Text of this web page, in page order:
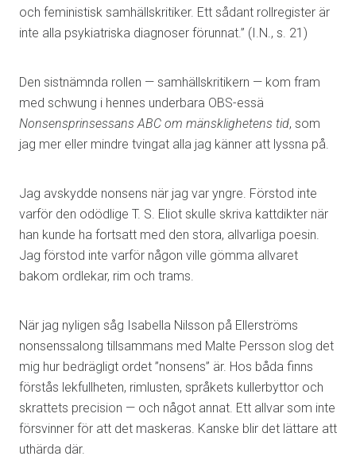
och feministisk samhällskritiker. Ett sådant rollregister är
inte alla psykiatriska diagnoser förunnat.” (I.N., s. 21)
Den sistnämnda rollen — samhällskritikern — kom fram
med schwung i hennes underbara OBS-essä
Nonsensprinsessans ABC om mänsklighetens tid, som
jag mer eller mindre tvingat alla jag känner att lyssna på.
Jag avskydde nonsens när jag var yngre. Förstod inte
varför den odödlige T. S. Eliot skulle skriva kattdikter när
han kunde ha fortsatt med den stora, allvarliga poesin.
Jag förstod inte varför någon ville gömma allvaret
bakom ordlekar, rim och trams.
När jag nyligen såg Isabella Nilsson på Ellerströms
nonsenssalong tillsammans med Malte Persson slog det
mig hur bedrägligt ordet ”nonsens” är. Hos båda finns
förstås lekfullheten, rimlusten, språkets kullerbyttor och
skrattets precision — och något annat. Ett allvar som inte
försvinner för att det maskeras. Kanske blir det lättare att
uthärda där.